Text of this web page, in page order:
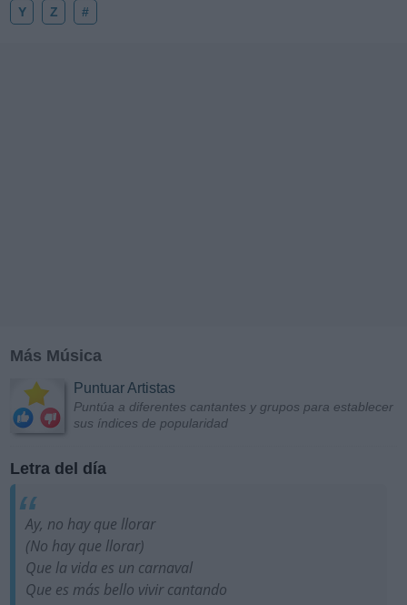
Y Z #
Más Música
Puntuar Artistas
Puntúa a diferentes cantantes y grupos para establecer
sus índices de popularidad
Letra del día
Ay, no hay que llorar
(No hay que llorar)
Que la vida es un carnaval
Que es más bello vivir cantando